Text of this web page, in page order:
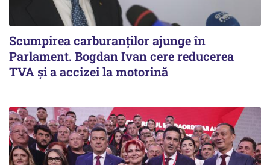
Scumpirea carburanților ajunge în
Parlament. Bogdan Ivan cere reducerea
TVA și a accizei la motorină